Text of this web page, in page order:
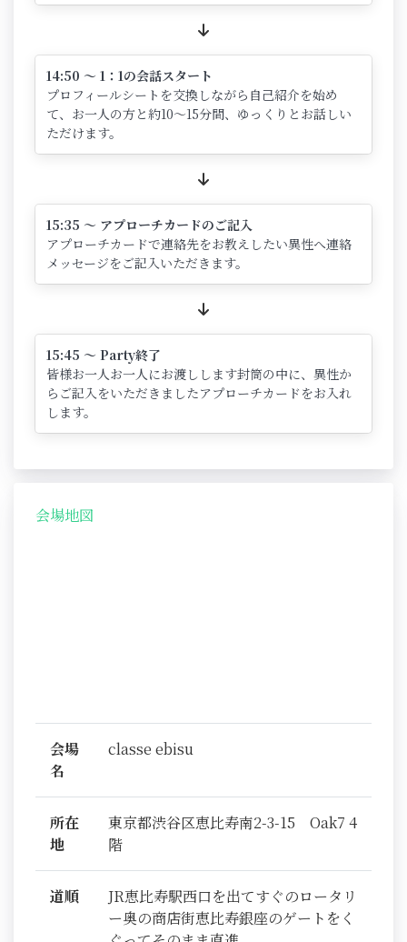
14:50 ～ 1：1の会話スタート
プロフィールシートを交換しながら自己紹介を始め
て、お一人の方と約10～15分間、ゆっくりとお話しい
ただけます。
15:35 ～ アプローチカードのご記入
アプローチカードで連絡先をお教えしたい異性へ連絡
メッセージをご記入いただきます。
15:45 ～ Party終了
皆様お一人お一人にお渡しします封筒の中に、異性か
らご記入をいただきましたアプローチカードをお入れ
します。
会場地図
会場
名
classe ebisu
所在
地
東京都渋谷区恵比寿南2-3-15 Oak7 4
階
道順
JR恵比寿駅西口を出てすぐのロータリ
ー奥の商店街恵比寿銀座のゲートをく